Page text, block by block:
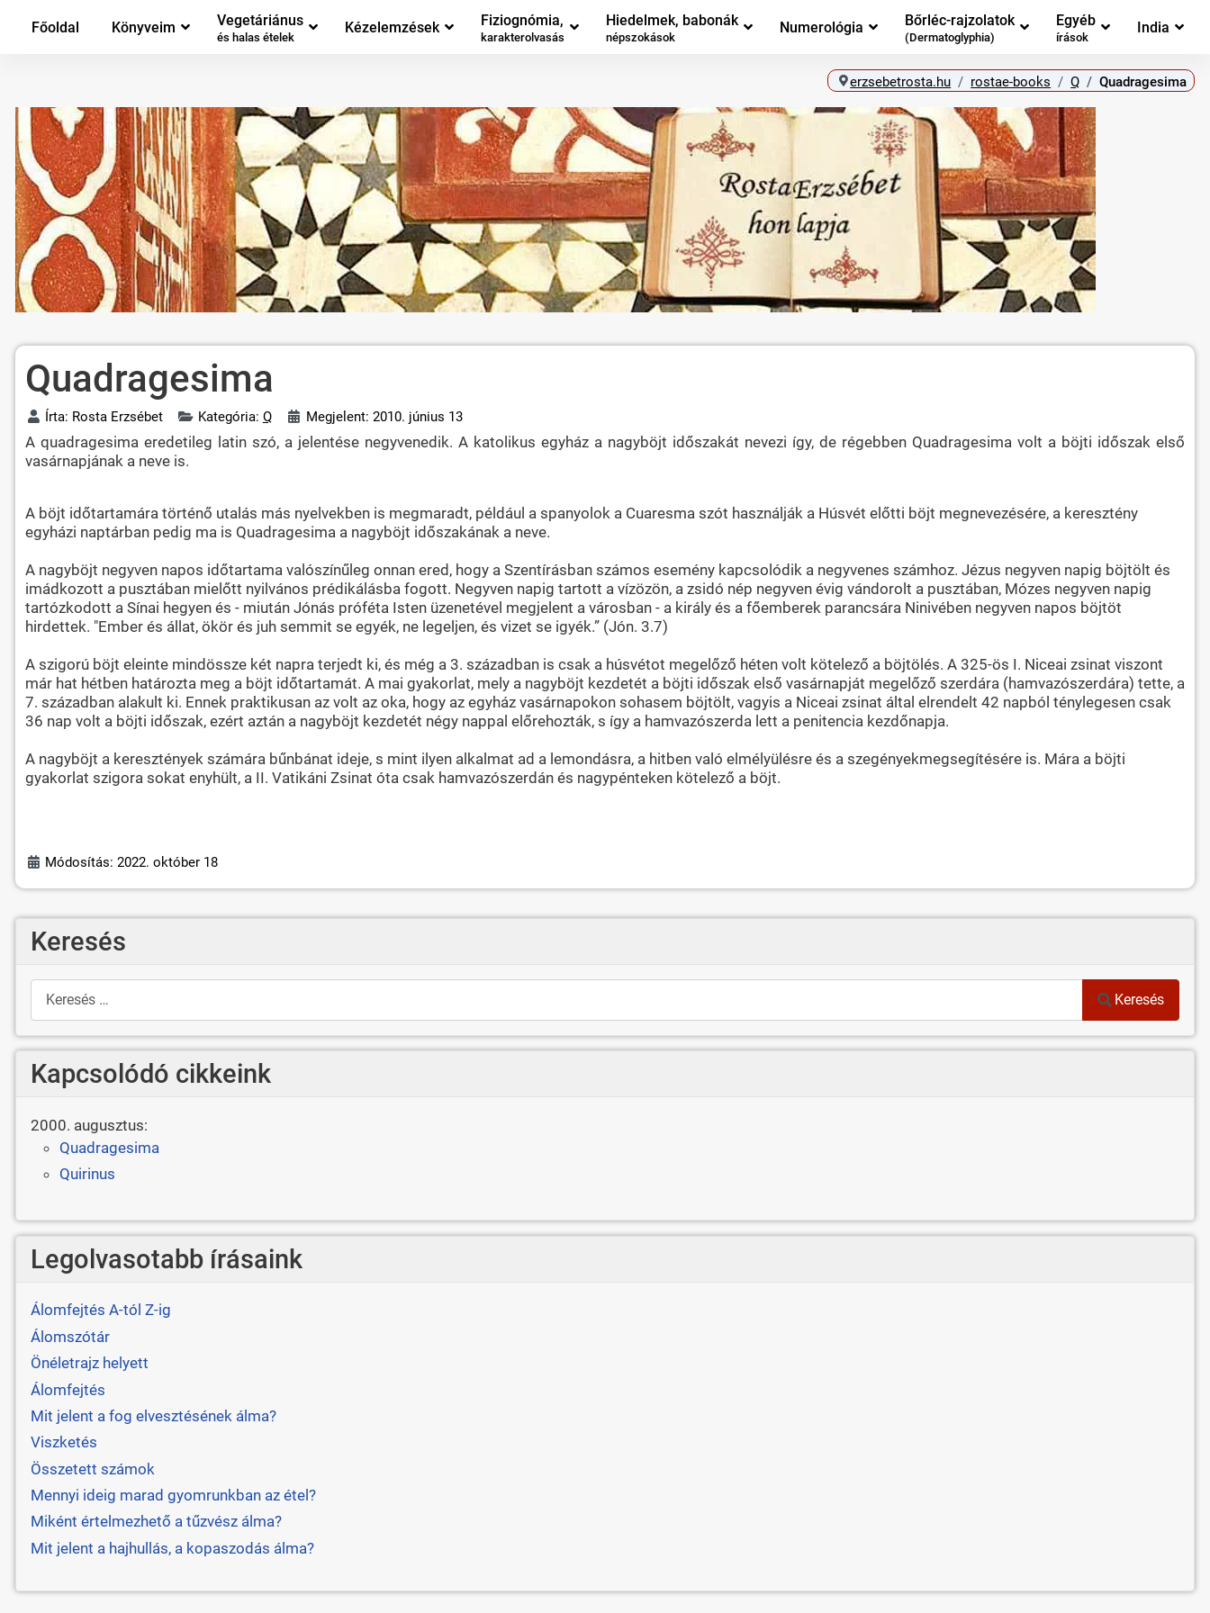
Főoldal Könyveim Vegetáriánus
és halas ételek
Kézelemzések Fiziognómia,
karakterolvasás
Hiedelmek, babonák
népszokások
Numerológia Bőrléc-rajzolatok
(Dermatoglyphia)
Egyéb
írások
India
erzsebetrosta.hu rostae-books Q Quadragesima
Quadragesima
Írta: Rosta Erzsébet Kategória: Q Megjelent: 2010. június 13
A quadragesima eredetileg latin szó, a jelentése negyvenedik. A katolikus egyház a nagyböjt időszakát nevezi így, de régebben Quadragesima volt a böjti időszak első
vasárnapjának a neve is.
A böjt időtartamára történő utalás más nyelvekben is megmaradt, például a spanyolok a Cuaresma szót használják a Húsvét előtti böjt megnevezésére, a keresztény
egyházi naptárban pedig ma is Quadragesima a nagyböjt időszakának a neve.
A nagyböjt negyven napos időtartama valószínűleg onnan ered, hogy a Szentírásban számos esemény kapcsolódik a negyvenes számhoz. Jézus negyven napig böjtölt és
imádkozott a pusztában mielőtt nyilvános prédikálásba fogott. Negyven napig tartott a vízözön, a zsidó nép negyven évig vándorolt a pusztában, Mózes negyven napig
tartózkodott a Sínai hegyen és - miután Jónás próféta Isten üzenetével megjelent a városban - a király és a főemberek parancsára Ninivében negyven napos böjtöt
hirdettek. "Ember és állat, ökör és juh semmit se egyék, ne legeljen, és vizet se igyék.” (Jón. 3.7)
A szigorú böjt eleinte mindössze két napra terjedt ki, és még a 3. században is csak a húsvétot megelőző héten volt kötelező a böjtölés. A 325-ös I. Niceai zsinat viszont
már hat hétben határozta meg a böjt időtartamát. A mai gyakorlat, mely a nagyböjt kezdetét a böjti időszak első vasárnapját megelőző szerdára (hamvazószerdára) tette, a
7. században alakult ki. Ennek praktikusan az volt az oka, hogy az egyház vasárnapokon sohasem böjtölt, vagyis a Niceai zsinat által elrendelt 42 napból ténylegesen csak
36 nap volt a böjti időszak, ezért aztán a nagyböjt kezdetét négy nappal előrehozták, s így a hamvazószerda lett a penitencia kezdőnapja.
A nagyböjt a keresztények számára bűnbánat ideje, s mint ilyen alkalmat ad a lemondásra, a hitben való elmélyülésre és a szegényekmegsegítésére is. Mára a böjti
gyakorlat szigora sokat enyhült, a II. Vatikáni Zsinat óta csak hamvazószerdán és nagypénteken kötelező a böjt.
Módosítás: 2022. október 18
Keresés
Keresés
Keresés
Kapcsolódó cikkeink
2000. augusztus:
Quadragesima
Quirinus
Legolvasotabb írásaink
Álomfejtés A-tól Z-ig
Álomszótár
Önéletrajz helyett
Álomfejtés
Mit jelent a fog elvesztésének álma?
Viszketés
Összetett számok
Mennyi ideig marad gyomrunkban az étel?
Miként értelmezhető a tűzvész álma?
Mit jelent a hajhullás, a kopaszodás álma?